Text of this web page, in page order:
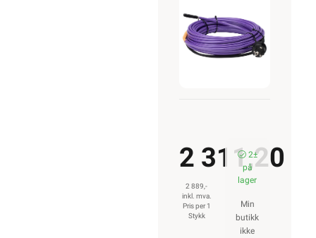
13M
143W
2 311,20
2 889,-
inkl. mva.
Pris per 1
Stykk
2±
på
lager
Min
butikk
ikke